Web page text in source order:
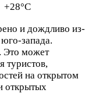
+28°C
и дождливо из-
запада.
Это может
туристов,
на открытом
открытых